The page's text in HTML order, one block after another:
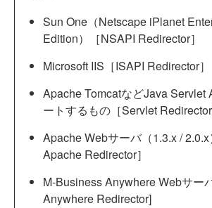
Sun One（Netscape iPlanet
Edition）［NSAPI Redirector］
Microsoft IIS［ISAPI Redirector］
Apache TomcatなどJava Servlet
ートするもの［Servlet Redirector
Apache Webサーバ（1.3.x /
Apache Redirector］
M-Business Anywhere Webサー
Anywhere Redirector]